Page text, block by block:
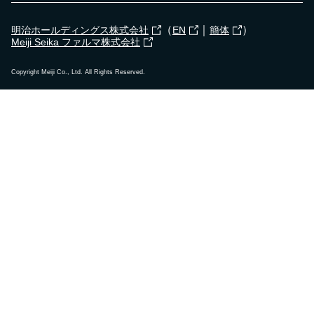
明治ホールディングス株式会社 （EN 簡体 ）
Meiji Seika ファルマ株式会社
Copyright Meiji Co., Ltd. All Rights Reserved.